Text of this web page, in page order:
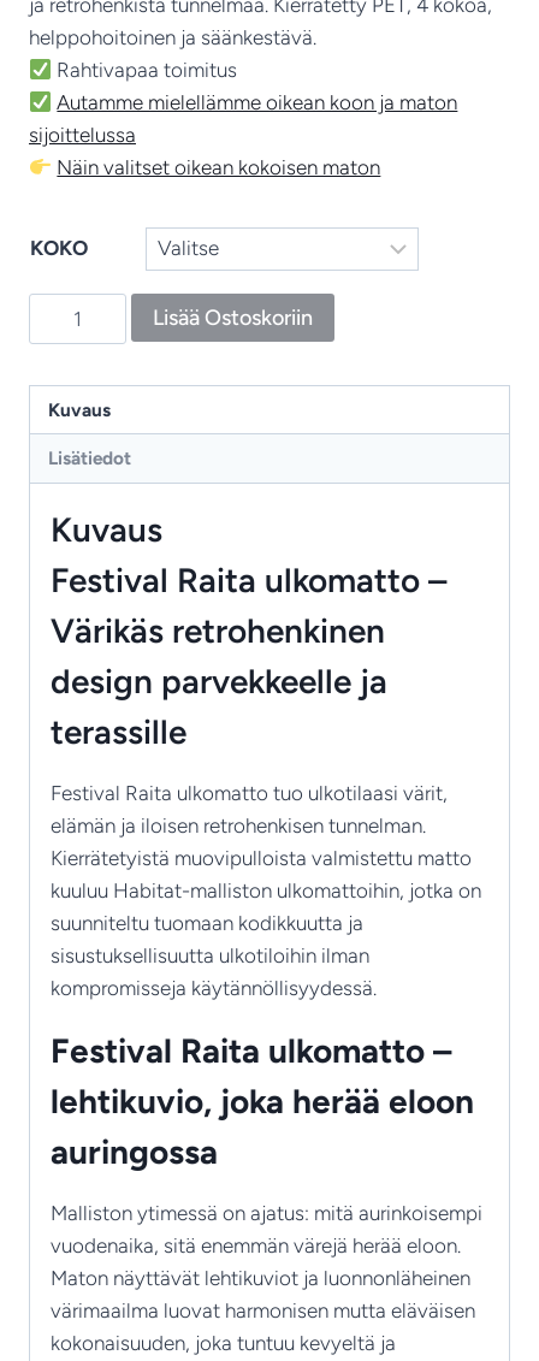
€1,290.00
ja retrohenkistä tunnelmaa. Kierrätetty PET, 4 kokoa,
helppohoitoinen ja säänkestävä.
Rahtivapaa toimitus
Autamme mielellämme oikean koon ja maton
sijoittelussa
Näin valitset oikean kokoisen maton
KOKO
Festival
Raita
värikäs
kierrätysmatto
parvekkeelle
terassille
määrä
Lisää Ostoskoriin
Kuvaus
Lisätiedot
Kuvaus
Festival Raita ulkomatto –
Värikäs retrohenkinen
design parvekkeelle ja
terassille
Festival Raita ulkomatto tuo ulkotilaasi värit,
elämän ja iloisen retrohenkisen tunnelman.
Kierrätetyistä muovipulloista valmistettu matto
kuuluu Habitat-malliston ulkomattoihin, jotka on
suunniteltu tuomaan kodikkuutta ja
sisustuksellisuutta ulkotiloihin ilman
kompromisseja käytännöllisyydessä.
Festival Raita ulkomatto –
lehtikuvio, joka herää eloon
auringossa
Malliston ytimessä on ajatus: mitä aurinkoisempi
vuodenaika, sitä enemmän värejä herää eloon.
Maton näyttävät lehtikuviot ja luonnonläheinen
värimaailma luovat harmonisen mutta eläväisen
kokonaisuuden, joka tuntuu kevyeltä ja